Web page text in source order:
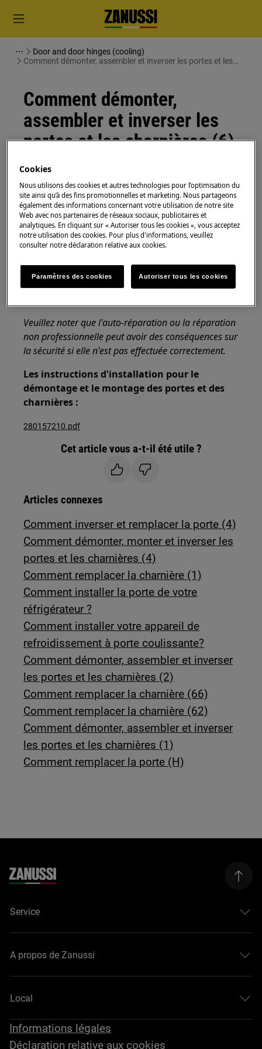
Door and door hinges (cooling)
Comment démonter, assembler et inverser les portes et les
Comment démonter,
assembler et inverser les
portes et les charnières (6)
Solution
Avant toute opération de maintenance, éteignez
l'appareil et débranchez la fiche secteur de la prise.
Faites toujours attention lorsque vous déplacez des
appareils, pour les appareils lourds, il faut deux
personnes pour le déplacer.
Utilisez toujours des gants de sécurité et des
Veuillez noter que l'auto-réparation ou la réparation
non professionnelle peut avoir des conséquences sur
la sécurité si elle n'est pas effectuée correctement.
Les instructions d'installation pour le
démontage et le montage des portes et des
charnières :
280157210.pdf
Cet article vous a-t-il été utile ?
Articles connexes
Comment inverser et remplacer la porte (4)
Comment démonter, monter et inverser les
portes et les charnières (4)
Comment remplacer la charnière (1)
Comment installer la porte de votre
réfrigérateur ?
Comment installer votre appareil de
refroidissement à porte coulissante?
Comment démonter, assembler et inverser
les portes et les charnières (2)
Comment remplacer la charnière (66)
Comment remplacer la charnière (62)
Comment démonter, assembler et inverser
les portes et les charnières (1)
Comment remplacer la porte (H)
Service
A propos de Zanussi
Local
Informations légales
Déclaration relative aux cookies
Cookies
Nous utilisons des cookies et autres technologies pour l’optimisation du
site ainsi qu’à des fins promotionnelles et marketing. Nous partageons
également des informations concernant votre utilisation de notre site
Web avec nos partenaires de réseaux sociaux, publicitaires et
analytiques. En cliquant sur « Autoriser tous les cookies », vous acceptez
notre utilisation des cookies. Pour plus d'informations, veuillez
consulter notre déclaration relative aux cookies.
Paramètres des cookies Autoriser tous les cookies